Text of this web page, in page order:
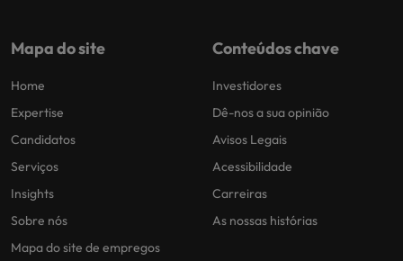
Mapa do site
Home
Expertise
Candidatos
Serviços
Insights
Sobre nós
Mapa do site de empregos
Conteúdos chave
Investidores
Dê-nos a sua opinião
Avisos Legais
Acessibilidade
Carreiras
As nossas histórias